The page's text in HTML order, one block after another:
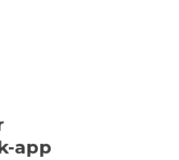
app